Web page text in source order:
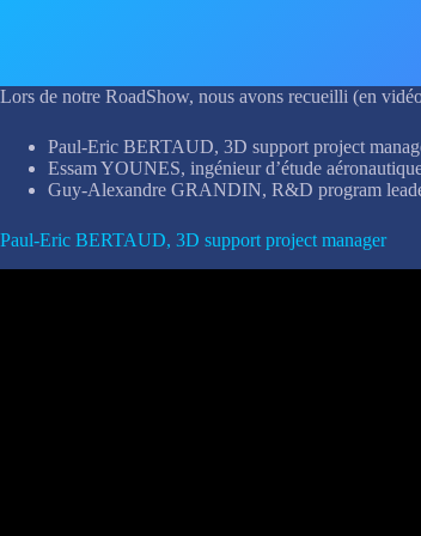
Lors de notre RoadShow, nous avons recueilli (en
Paul-Eric BERTAUD, 3D support project
Essam YOUNES, ingénieur d’étude
Guy-Alexandre GRANDIN, R&D program
Paul-Eric BERTAUD, 3D support project manager